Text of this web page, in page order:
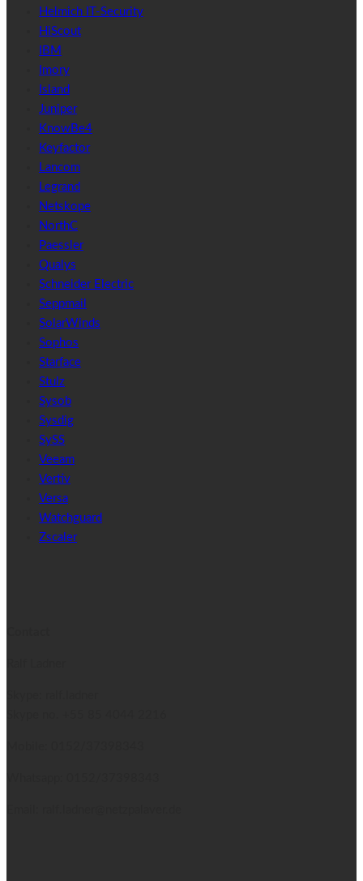
Helmich IT-Security
HiScout
IBM
Imory
Island
Juniper
KnowBe4
Keyfactor
Lancom
Legrand
Netskope
NorthC
Paessler
Qualys
Schneider Electric
Seppmail
SolarWinds
Sophos
Starface
Stulz
Sysob
Sysdig
SySS
Veeam
Vertiv
Versa
Watchguard
Zscaler